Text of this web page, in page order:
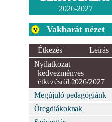
2026-2027
Vakbarát nézet
Étkezés
Leírás
Nyilatkozat
kedvezményes
étkezésről 2026/2027
Megújuló pedagógiánk
Öregdiákoknak